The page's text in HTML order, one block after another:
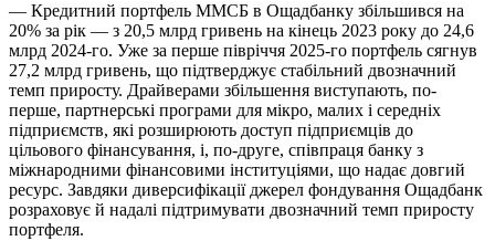
— Кредитний портфель ММСБ в Ощадбанку збільшився на
20% за рік — з 20,5 млрд гривень на кінець 2023 року до 24,6
млрд 2024-го. Уже за перше півріччя 2025-го портфель сягнув
27,2 млрд гривень, що підтверджує стабільний двозначний
темп приросту. Драйверами збільшення виступають, по-
перше, партнерські програми для мікро, малих і середніх
підприємств, які розширюють доступ підприємців до
цільового фінансування, і, по-друге, співпраця банку з
міжнародними фінансовими інституціями, що надає довгий
ресурс. Завдяки диверсифікації джерел фондування Ощадбанк
розраховує й надалі підтримувати двозначний темп приросту
портфеля.